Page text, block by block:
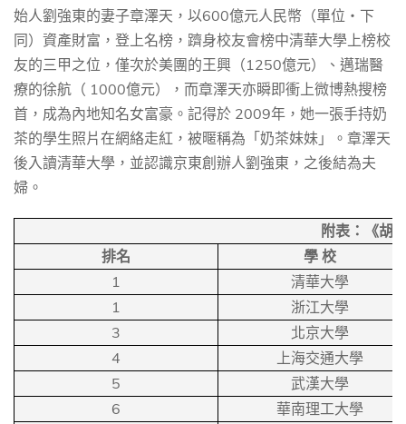
始人劉強東的妻子章澤天，以600億元人民幣（單位‧下
同）資產財富，登上名榜，躋身校友會榜中清華大學上榜校
友的三甲之位，僅次於美團的王興（1250億元）、邁瑞醫
療的徐航（ 1000億元），而章澤天亦瞬即衝上微博熱搜榜
首，成為內地知名女富豪。記得於 2009年，她一張手持奶
茶的學生照片在網絡走紅，被暱稱為「奶茶妹妹」。章澤天
後入讀清華大學，並認識京東創辦人劉強東， 之後結為夫
婦。
附表：《胡
排名
學 校
1 清華大學
1 浙江大學
3 北京大學
4 上海交通大學
5 武漢大學
6 華南理工大學